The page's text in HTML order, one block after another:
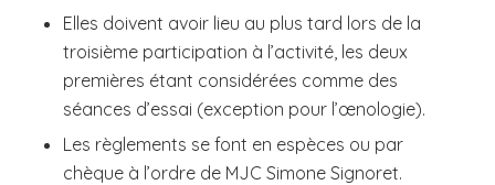
Elles doivent avoir lieu au plus tard lors de la
troisième participation à l’activité, les deux
premières étant considérées comme des
séances d’essai (exception pour l’œnologie).
Les règlements se font en espèces ou par
chèque à l’ordre de MJC Simone Signoret.